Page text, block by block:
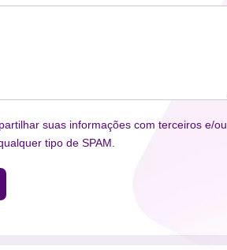
suas informações com terceiros e/ou
tipo de SPAM.